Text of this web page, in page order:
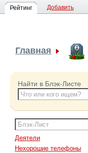
Рейтинг Добавить
Главная
Найти в Блэк-Листе
Деятели
Нехорошие телефоны